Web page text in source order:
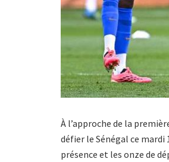
À l’approche de la
défier le Sénégal ce mardi
présence et les onze de